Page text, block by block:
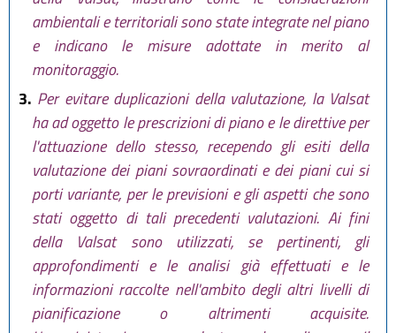
ambientali e territoriali sono state integrate nel piano
e indicano le misure adottate in merito al
monitoraggio.
3. Per evitare duplicazioni della valutazione, la Valsat
ha ad oggetto le prescrizioni di piano e le direttive per
l'attuazione dello stesso, recependo gli esiti della
valutazione dei piani sovraordinati e dei piani cui si
porti variante, per le previsioni e gli aspetti che sono
stati oggetto di tali precedenti valutazioni. Ai fini
della Valsat sono utilizzati, se pertinenti, gli
approfondimenti e le analisi già effettuati e le
informazioni raccolte nell'ambito degli altri livelli di
pianificazione o altrimenti acquisite.